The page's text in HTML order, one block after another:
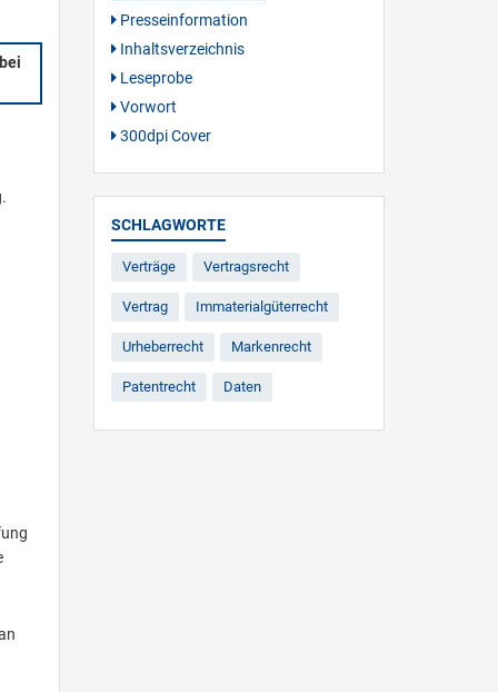
Presseinformation
Inhaltsverzeichnis
Leseprobe
Vorwort
300dpi Cover
SCHLAGWORTE
Verträge Vertragsrecht
Vertrag Immaterialgüterrecht
Urheberrecht Markenrecht
Patentrecht Daten